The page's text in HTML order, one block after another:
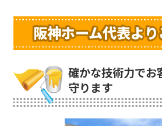
阪神ホーム代表よ
確かな技術力でお
守ります